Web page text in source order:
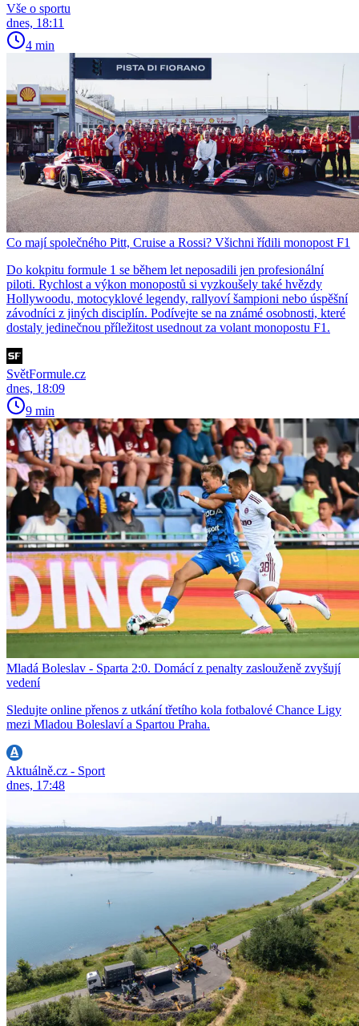
Vše o sportu
dnes, 18:11
4 min
Co mají společného Pitt, Cruise a Rossi? Všichni řídili monopost F1
Do kokpitu formule 1 se během let neposadili jen profesionální
piloti. Rychlost a výkon monopostů si vyzkoušely také hvězdy
Hollywoodu, motocyklové legendy, rallyoví šampioni nebo úspěšní
závodníci z jiných disciplín. Podívejte se na známé osobnosti, které
dostaly jedinečnou příležitost usednout za volant monopostu F1.
SvětFormule.cz
dnes, 18:09
9 min
Mladá Boleslav - Sparta 2:0. Domácí z penalty zaslouženě zvyšují
vedení
Sledujte online přenos z utkání třetího kola fotbalové Chance Ligy
mezi Mladou Boleslaví a Spartou Praha.
Aktuálně.cz - Sport
dnes, 17:48